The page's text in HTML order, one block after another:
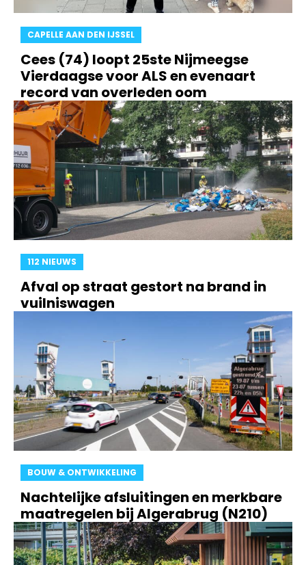
CAPELLE AAN DEN IJSSEL
Cees (74) loopt 25ste Nijmeegse
Vierdaagse voor ALS en evenaart
record van overleden oom
112 NIEUWS
Afval op straat gestort na brand in
vuilniswagen
BOUW & ONTWIKKELING
Nachtelijke afsluitingen en merkbare
maatregelen bij Algerabrug (N210)